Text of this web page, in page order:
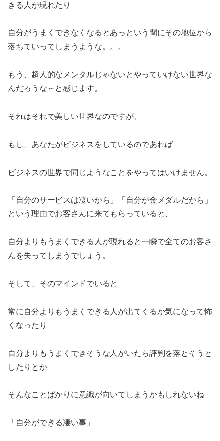
きる人が現れたり
自分がうまくできなくなるとあっという間にその地位から
落ちていってしまうような。。。
もう、超人的なメンタルじゃないとやっていけない世界な
んだろうな～と感じます。
それはそれで美しい世界なのですが、
もし、あなたがビジネスをしているのであれば
ビジネスの世界で同じようなことをやってはいけません。
「自分のサービスは凄いから」「自分が金メダルだから」
という理由でお客さんに来てもらっていると、
自分よりもうまくできる人が現れると一瞬で全てのお客さ
んを失ってしまうでしょう。
そして、そのマインドでいると
常に自分よりもうまくできる人が出てくるか気になって怖
くなったり
自分よりもうまくできそうな人がいたら評判を落とそうと
したりとか
そんなことばかりに意識が向いてしまうかもしれないね
「自分ができる凄い事」